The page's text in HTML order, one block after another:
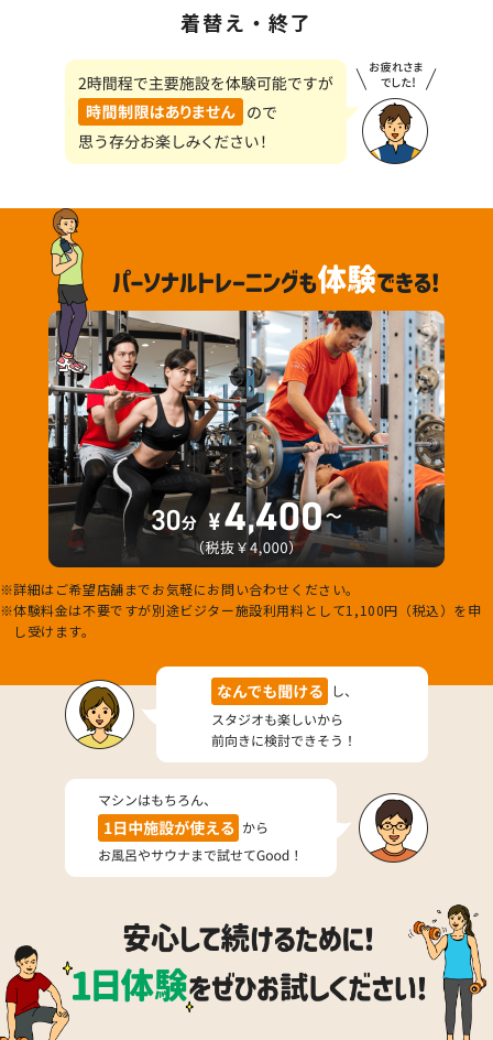
着替え・終了
詳細はご希望店舗までお気軽にお問い合わせください。
体験料金は不要ですが別途ビジター施設利用料として1,100円（税込）を申
し受けます。